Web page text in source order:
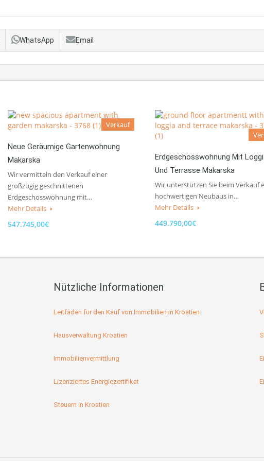
WhatsApp Email
Verkauf
Neue Geräumige Gartenwohnung
Makarska
Wir vermitteln den Verkauf einer
großzügig geschnittenen
Erdgeschosswohnung mit…
Mehr Details
547.745,00€
Erdgeschosswohnung Mit
Und Terrasse Makarska
Wir unterstützen Sie beim Verkauf
hochwertigen Neubaus in…
Mehr Details
449.790,00€
Nützliche Informationen
Leitfaden für den Kauf von Immobilien in Kroatien
Hausverwaltung Kroatien
Immobilienvermittlung
Lizenziertes Energiezertifikat
Steuern in Kroatien